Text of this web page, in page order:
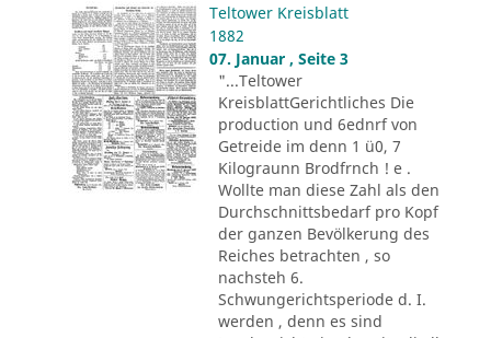
Teltower Kreisblatt
1882
07. Januar , Seite 3
"...Teltower
KreisblattGerichtliches Die
production und 6ednrf von
Getreide im denn 1 ü0, 7
Kilograunn Brodfrnch ! e .
Wollte man diese Zahl als den
Durchschnittsbedarf pro Kopf
der ganzen Bevölkerung des
Reiches betrachten , so
nachsteh 6.
Schwungerichtsperiode d. I.
werden , denn es sind